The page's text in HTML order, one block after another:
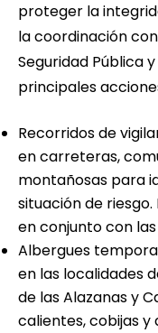
proteger la
la coordinación
Seguridad Pública
principales
Recorridos de
en carreteras,
montañosas para
situación de
en conjunto con
Albergues
en las localidades
de las Alazanas y
calientes, cobijas y